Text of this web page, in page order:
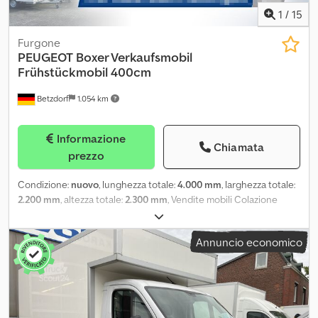
1 / 15
Betzdorf 1.054 km
Furgone
PEUGEOT Boxer Verkaufsmobil
Frühstückmobil 400cm
prezzo
Chiamata
Condizione: nuovo, lunghezza totale:4.000 mm, larghezza totale:
2.200 mm, altezza totale:2.300 mm, Vendite mobili Colazione
mobile Fresco mobile Self-drive L'oggetto qui mostrato è un
esempio del nostro lavoro ed è già stato consegnato al cliente. In
qualità di produttore di veicoli nel campo delle costruzioni
personalizzate, progettiamo, progettiamo e costruiamo veicoli
secondo i VOSTRI desideri. Dimensioni, estensioni, espansioni,
design dei colori e persino la tecnologia possono essere stabiliti
liberamente. Hai domande sulla fattibilità? Inviaci l'elenco delle
Annuncio economico